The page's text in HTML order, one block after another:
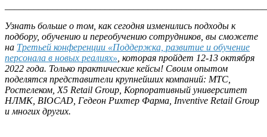
Узнать больше о том, как сегодня изменились подходы к
подбору, обучению и переобучению сотрудников, вы сможете
на Третьей конференции «Поддержка, развитие и обучение
персонала в новых реалиях» , которая пройдет 12-13 октября
2022 года. Только практические кейсы! Своим опытом
поделятся представители крупнейших компаний: МТС,
Ростелеком, X5 Retail Group , Корпоративный университет
НЛМК, BIOCAD Гедеон Рихтер Фарма Inventive Retail Group
и многих других.